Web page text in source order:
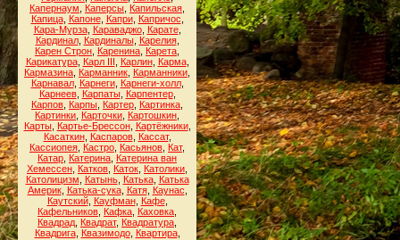
Капернаум
Каперсы Капильская
Капица, Капоне, Капри, Капричос
Кара-Мурза, Караваджо, Карате,
Кардинал, Кардиналы, Карелия,
Карен Строн Каренина Карета
Карикатура, Карл III Карлин, Карма,
Кармазина Карманник Карманники
Карнавал, Карнеги, Карнеги-холл,
Карнеев, Карпаты, Карпентер,
Карпов Карпы Картер Картинка
Картинки Карточки Картошкин
Карты, Картье-Брессон, Картёжники,
Касаткин, Каспаров, Кассат,
Кассиопея Кастро Касьянов Кат,
Катар Катерина Катерина ван
Хемессен Катков Каток Католики
Католицизм
Катынь, Катька, Катька
Америк, Катька-сука, Катя, Каунас
Каутский, Кауфман, Кафе,
Кафельников Кафка Каховка
Квадрад Квадрат, Квадратура
Квадрига, Квазимодо, Квартира,